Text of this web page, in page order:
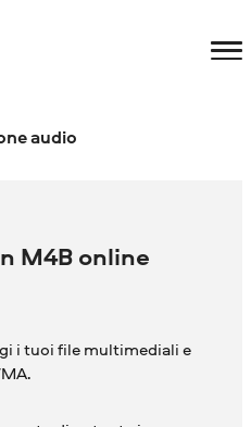
audio
M4B online
i tuoi file multimediali e